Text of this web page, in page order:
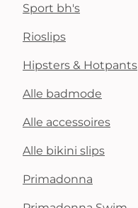
Sport bh's
Rioslips
Hipsters & Hotpants
Alle badmode
Alle accessoires
Alle bikini slips
Primadonna